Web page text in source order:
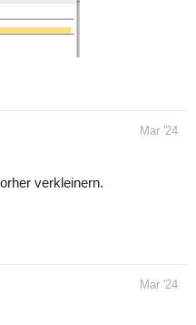
Mar '24
verkleinern.
Mar '24